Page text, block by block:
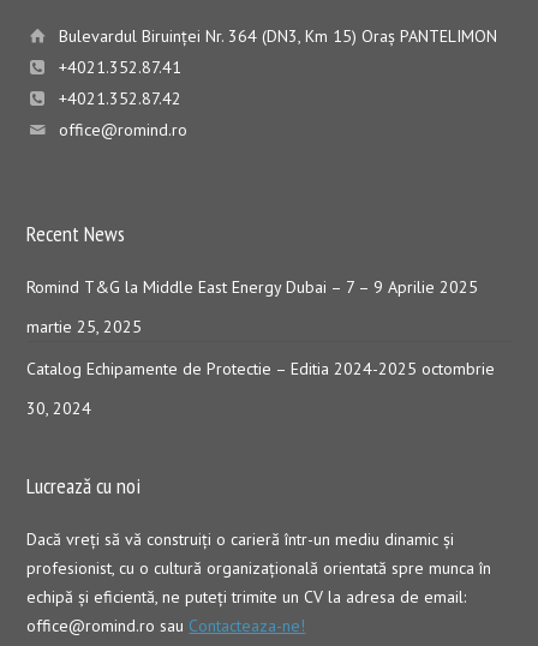
Bulevardul Biruinţei Nr. 364 (DN3, Km 15) Oraş PANTELIMON
+4021.352.87.41
+4021.352.87.42
office@romind.ro
Recent News
Romind T&G la Middle East Energy Dubai – 7 – 9 Aprilie 2025
martie 25, 2025
Catalog Echipamente de Protectie – Editia 2024-2025 octombrie
30, 2024
Lucrează cu noi
Dacă vreţi să vă construiţi o carieră într-un mediu dinamic şi
profesionist, cu o cultură organizaţională orientată spre munca în
echipă şi eficientă, ne puteți trimite un CV la adresa de email:
office@romind.ro sau Contacteaza-ne!